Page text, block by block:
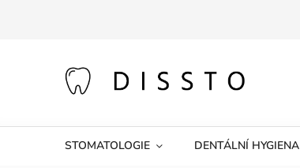
STOMATOLOGIE DENTÁLNÍ HYGIENA